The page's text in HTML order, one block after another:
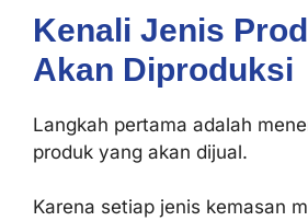
Kenali Jenis
Akan Diproduksi
Langkah pertama adalah
produk yang akan dijual.
Karena setiap jenis kemasan